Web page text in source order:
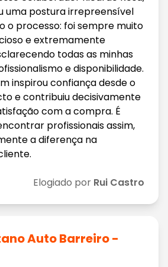
uma postura irrepreensível
o processo: foi sempre muito
e extremamente
todas as minhas
e disponibilidade.
inspirou confiança desde o
e contribuiu decisivamente
com a compra. É
profissionais assim,
a diferença na
Elogiado por Rui Castro
Auto Barreiro -